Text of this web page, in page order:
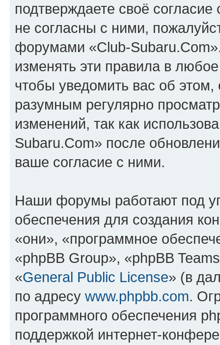
подтверждаете своё
не согласны с ними,
форумами «Club-
изменять эти правила в
чтобы уведомить вас об
разумным регулярно
изменений, так как
Subaru.Com» после
ваше согласие с ними.
Наши форумы работают под
обеспечения для создания
«они», «программное
«phpBB Group», «phpBB
«General Public License» (в
по адресу www.phpbb.com.
программного обеспечения
поддержкой интернет-